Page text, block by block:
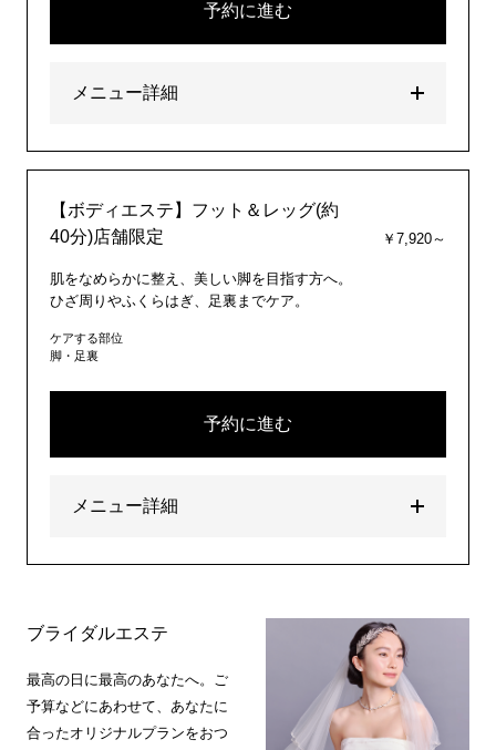
予約に進む
メニュー詳細
【ボディエステ】フット＆レッグ(約
40分)店舗限定
￥7,920～
肌をなめらかに整え、美しい脚を目指す方へ。
ひざ周りやふくらはぎ、足裏までケア。
ケアする部位
脚・足裏
予約に進む
メニュー詳細
ブライダルエステ
最高の日に最高のあなたへ。ご
予算などにあわせて、あなたに
合ったオリジナルプランをおつ